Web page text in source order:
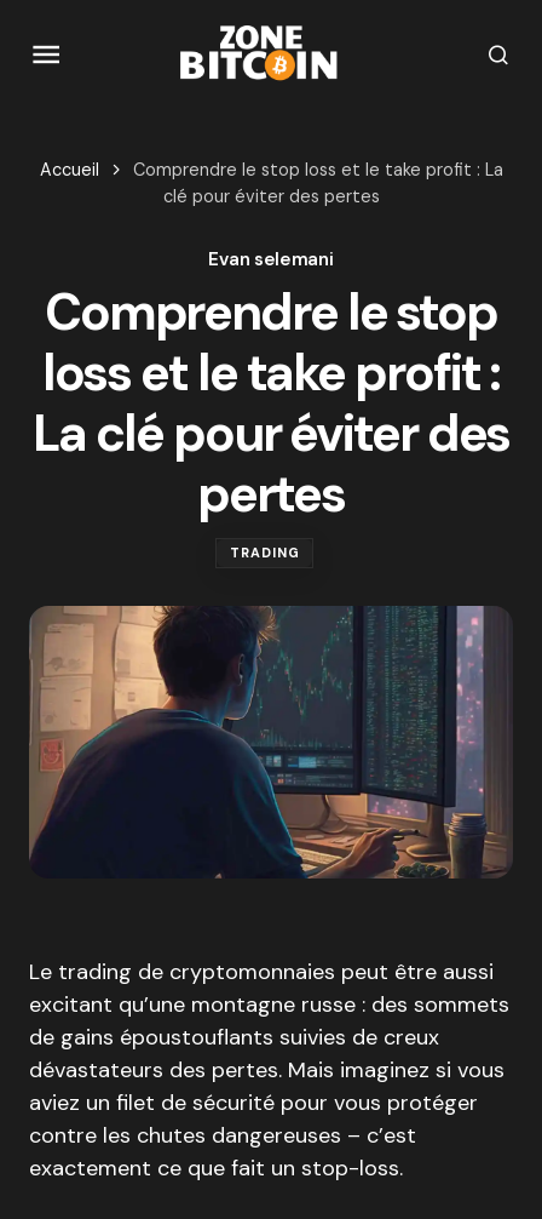
Accueil
Comprendre le stop loss et le take profit : La
clé pour éviter des pertes
Evan selemani
Comprendre le stop
loss et le take profit :
La clé pour éviter des
pertes
TRADING
Le trading de cryptomonnaies peut être aussi
excitant qu’une montagne russe : des sommets
de gains époustouflants suivies de creux
dévastateurs des pertes. Mais imaginez si vous
aviez un filet de sécurité pour vous protéger
contre les chutes dangereuses – c’est
exactement ce que fait un stop-loss.